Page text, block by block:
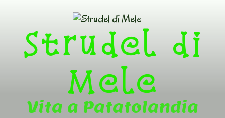
contentStrudel di
Mele
Vita a Patatolandia